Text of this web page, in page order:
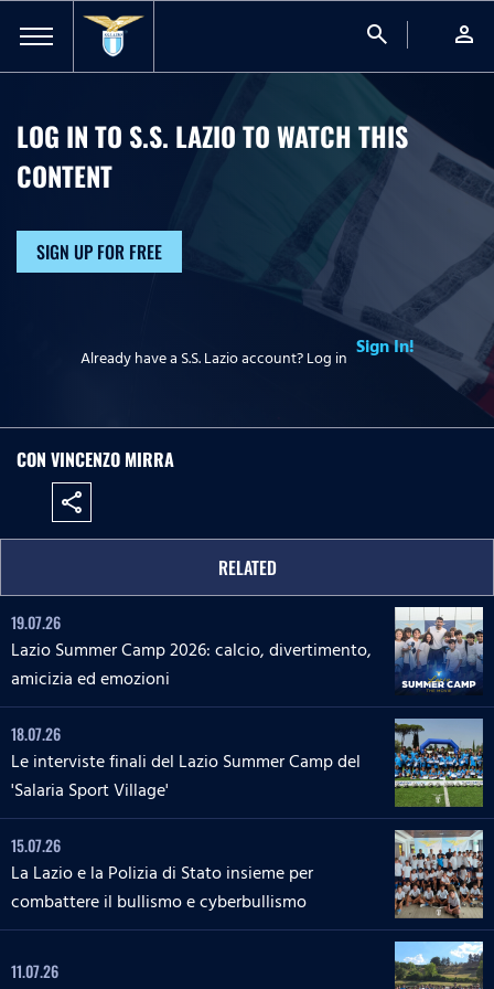
search person
LOG IN TO S.S. LAZIO TO WATCHTHIS
CONTENT
SIGN UP FOR FREE
Already have a S.S. Lazio account? Log in Sign In!
CON VINCENZO MIRRA
share
RELATED
19.07.26
Lazio Summer Camp 2026: calcio, divertimento,
amicizia ed emozioni
18.07.26
Le interviste finali del Lazio Summer Camp del
'Salaria Sport Village'
15.07.26
La Lazio e la Polizia di Stato insieme per
combattere il bullismo e cyberbullismo
11.07.26